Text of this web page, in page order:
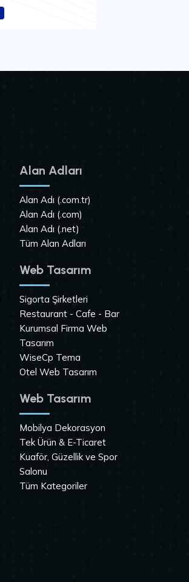
Alan Adları
Alan Adı (.com.tr)
Alan Adı (.com)
Alan Adı (.net)
Tüm Alan Adları
Web Tasarım
Sigorta Şirketleri
Restaurant - Cafe - Bar
Kurumsal Firma Web
Tasarım
WiseCp Tema
Otel Web Tasarım
Web Tasarım
Mobilya Dekorasyon
Tek Ürün & E-Ticaret
Kuaför, Güzellik ve Spor
Salonu
Tüm Kategoriler